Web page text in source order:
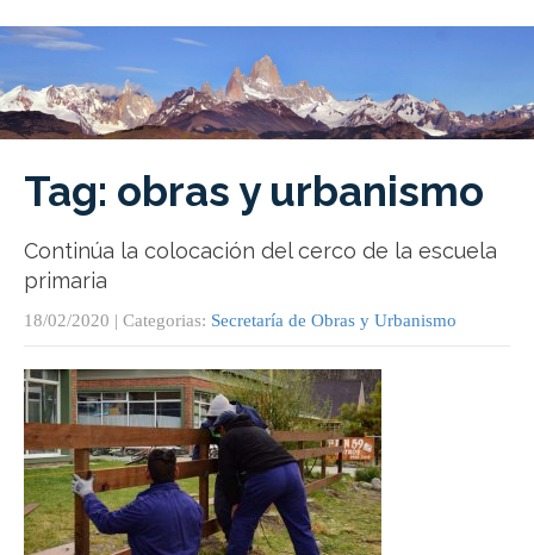
Tag: obras y urbanismo
Continúa la colocación del cerco de la escuela
primaria
18/02/2020 | Categorias: Secretaría de Obras y Urbanismo